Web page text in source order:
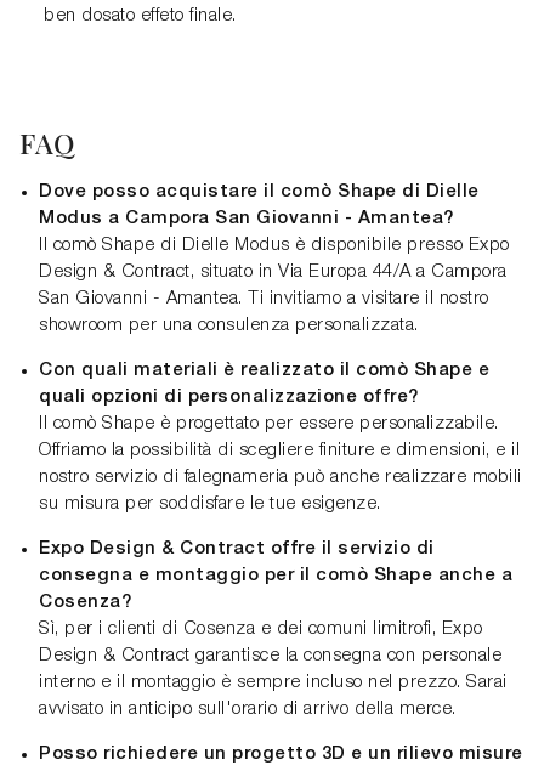
ben dosato effeto finale.
FAQ
Dove posso acquistare il comò Shape di Dielle
Modus a Campora San Giovanni - Amantea?
Il comò Shape di Dielle Modus è disponibile presso Expo
Design & Contract, situato in Via Europa 44/A a Campora
San Giovanni - Amantea. Ti invitiamo a visitare il nostro
showroom per una consulenza personalizzata.
Con quali materiali è realizzato il comò Shape e
quali opzioni di personalizzazione offre?
Il comò Shape è progettato per essere personalizzabile.
Offriamo la possibilità di scegliere finiture e dimensioni, e il
nostro servizio di falegnameria può anche realizzare mobili
su misura per soddisfare le tue esigenze.
Expo Design & Contract offre il servizio di
consegna e montaggio per il comò Shape anche a
Cosenza?
Sì, per i clienti di Cosenza e dei comuni limitrofi, Expo
Design & Contract garantisce la consegna con personale
interno e il montaggio è sempre incluso nel prezzo. Sarai
avvisato in anticipo sull'orario di arrivo della merce.
Posso richiedere un progetto 3D e un rilievo misure